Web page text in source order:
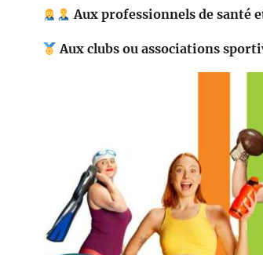
Aux professionnels de santé
Aux clubs ou associations